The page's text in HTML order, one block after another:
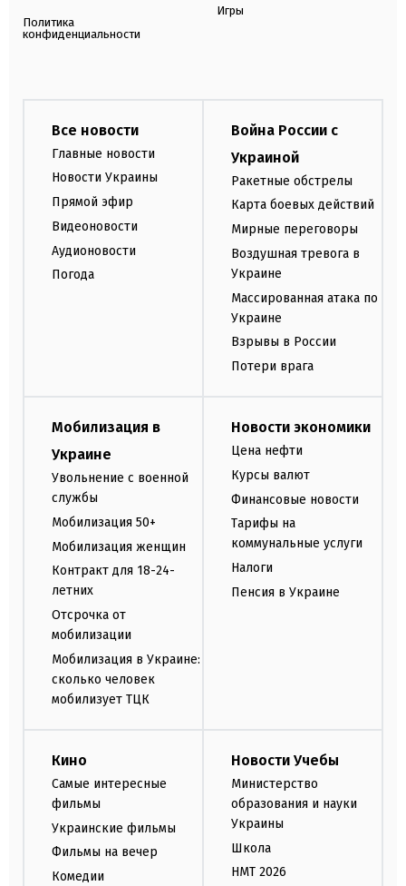
Политика
конфиденциальности
Игры
Все новости
Главные новости
Новости Украины
Прямой эфир
Видеоновости
Аудионовости
Погода
Война России с
Украиной
Ракетные обстрелы
Карта боевых действий
Мирные переговоры
Воздушная тревога в
Украине
Массированная атака по
Украине
Взрывы в России
Потери врага
Мобилизация в
Украине
Увольнение с военной
службы
Мобилизация 50+
Мобилизация женщин
Контракт для 18-24-
летних
Отсрочка от
мобилизации
Мобилизация в Украине:
сколько человек
мобилизует ТЦК
Новости экономики
Цена нефти
Курсы валют
Финансовые новости
Тарифы на
коммунальные услуги
Налоги
Пенсия в Украине
Кино
Самые интересные
фильмы
Украинские фильмы
Фильмы на вечер
Комедии
Новости Учебы
Министерство
образования и науки
Украины
Школа
НМТ 2026